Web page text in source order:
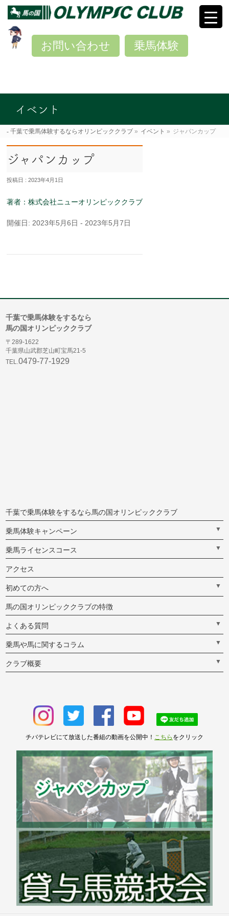
乗馬体験
お問い合わせ
イベント
千葉で乗馬体験するならオリンピッククラブ » イベント » ジャパンカップ
ジャパンカップ
投稿日 : 2023年4月1日
著者：株式会社ニューオリンピッククラブ
開催日: 2023年5月6日 - 2023年5月7日
千葉で乗馬体験をするなら
馬の国オリンピッククラブ
〒289-1622
千葉県山武郡芝山町宝馬21-5
TEL.0479-77-1929
千葉で乗馬体験をするなら馬の国オリンピッククラブ
乗馬体験キャンペーン ▼
乗馬ライセンスコース ▼
アクセス
初めての方へ ▼
馬の国オリンピッククラブの特徴
よくある質問 ▼
乗馬や馬に関するコラム ▼
クラブ概要 ▼
チバテレビにて放送した番組の動画を公開中！ こちら をクリック